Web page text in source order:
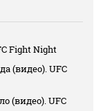
Fight Night
(видео). UFC
(видео). UFC